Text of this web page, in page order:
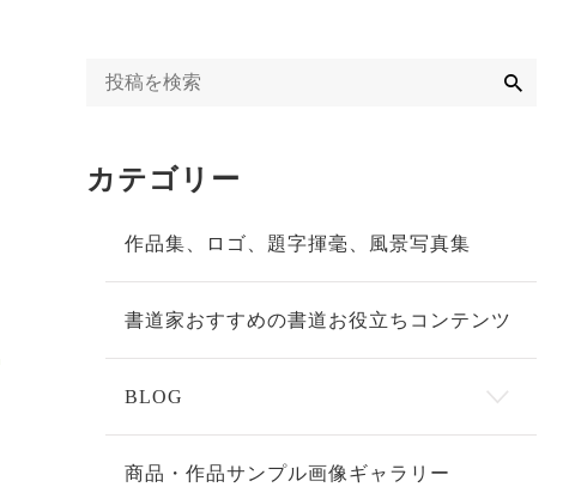
カテゴリー
作品集、ロゴ、題字揮毫、風景写真集
書道家おすすめの書道お役立ちコンテンツ
BLOG
商品・作品サンプル画像ギャラリー